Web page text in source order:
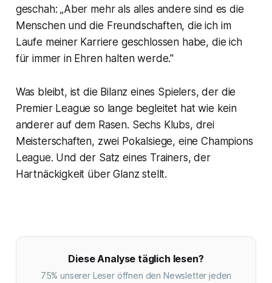
geschah: „Aber mehr als alles andere sind es die
Menschen und die Freundschaften, die ich im
Laufe meiner Karriere geschlossen habe, die ich
für immer in Ehren halten werde."
Was bleibt, ist die Bilanz eines Spielers, der die
Premier League so lange begleitet hat wie kein
anderer auf dem Rasen. Sechs Klubs, drei
Meisterschaften, zwei Pokalsiege, eine Champions
League. Und der Satz eines Trainers, der
Hartnäckigkeit über Glanz stellt.
Diese Analyse täglich lesen?
75% unserer Leser öffnen den Newsletter jeden